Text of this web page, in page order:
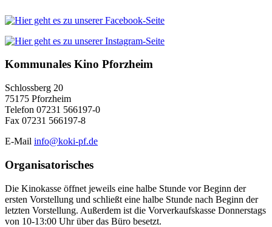
Kommunales Kino Pforzheim
Schlossberg 20
75175 Pforzheim
Telefon 07231 566197-0
Fax 07231 566197-8
E-Mail info@koki-pf.de
Organisatorisches
Die Kinokasse öffnet jeweils eine halbe Stunde vor Beginn der
ersten Vorstellung und schließt eine halbe Stunde nach Beginn der
letzten Vorstellung. Außerdem ist die Vorverkaufskasse Donnerstags
von 10-13:00 Uhr über das Büro besetzt.